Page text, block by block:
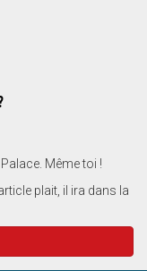
Même toi !
plait, il ira dans la